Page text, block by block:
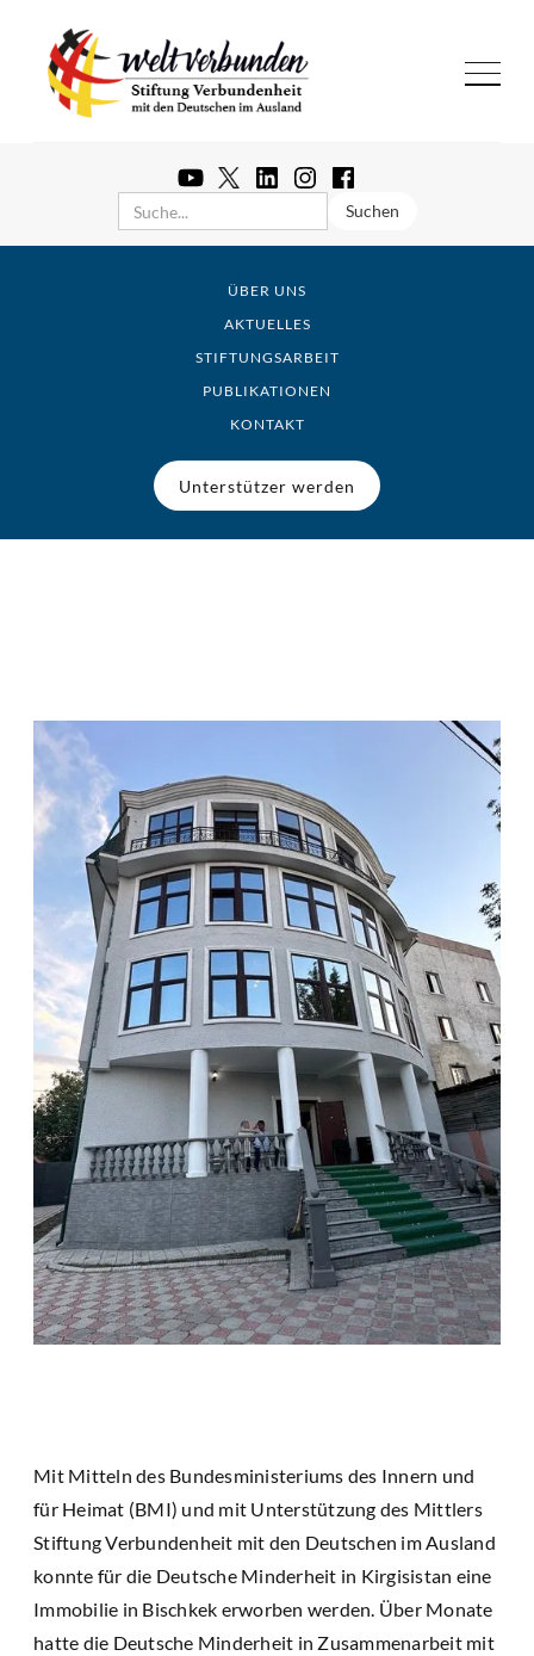
ÜBER UNS
AKTUELLES
STIFTUNGSARBEIT
PUBLIKATIONEN
KONTAKT
Unterstützer werden
Mit Mitteln des Bundesministeriums des Innern und
für Heimat (BMI) und mit Unterstützung des Mittlers
Stiftung Verbundenheit mit den Deutschen im Ausland
konnte für die Deutsche Minderheit in Kirgisistan eine
Immobilie in Bischkek erworben werden. Über Monate
hatte die Deutsche Minderheit in Zusammenarbeit mit